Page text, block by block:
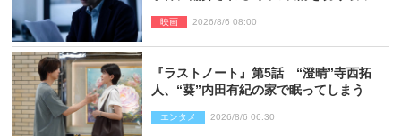
映画 2026/8/6 08:00
『ラストノート』第5話 “澄晴”寺西拓
人、“葵”内田有紀の家で眠ってしまう
エンタメ 2026/8/6 06:30